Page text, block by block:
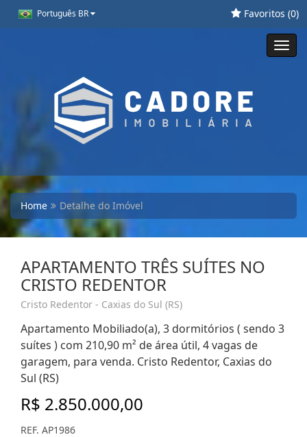
Português BR Favoritos (0)
Home Detalhe do Imóvel
APARTAMENTO TRÊS SUÍTES NO
CRISTO REDENTOR
Cristo Redentor - Caxias do Sul (RS)
Apartamento Mobiliado(a), 3 dormitórios ( sendo 3
suítes ) com 210,90 m² de área útil, 4 vagas de
garagem, para venda. Cristo Redentor, Caxias do
Sul (RS)
R$ 2.850.000,00
REF. AP1986